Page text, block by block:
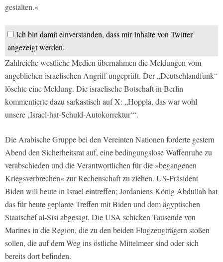
gestalten.«
Ich bin damit einverstanden, dass mir Inhalte von Twitter
angezeigt werden.
Zahlreiche westliche Medien übernahmen die Meldungen vom
angeblichen israelischen Angriff ungeprüft. Der „Deutschlandfunk“
löschte eine Meldung. Die israelische Botschaft in Berlin
kommentierte dazu sarkastisch auf X: „Hoppla, das war wohl
unsere ‚Israel-hat-Schuld-Autokorrektur‘“.
Die Arabische Gruppe bei den Vereinten Nationen forderte gestern
Abend den Sicherheitsrat auf, eine bedingungslose Waffenruhe zu
verabschieden und die Verantwortlichen für die »begangenen
Kriegsverbrechen« zur Rechenschaft zu ziehen. US-Präsident
Biden will heute in Israel eintreffen; Jordaniens König Abdullah hat
das für heute geplante Treffen mit Biden und dem ägyptischen
Staatschef al-Sisi abgesagt. Die USA schicken Tausende von
Marines in die Region, die zu den beiden Flugzeugträgern stoßen
sollen, die auf dem Weg ins östliche Mittelmeer sind oder sich
bereits dort befinden.